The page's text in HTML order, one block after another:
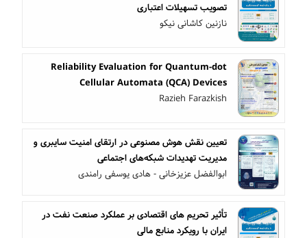
تصویب تسهیلات اعتباری
نازنین کاشانی نیکو
Reliability Evaluation for Quantum-dot
Cellular Automata (QCA) Devices
Razieh Farazkish
تعیین نقش هوش مصنوعی در ارتقای امنیت سایبری و
مدیریت تهدیدات شبکه‌های اجتماعی
ابوالفضل عزیزخانی - هادی یوسفی رامندی
تأثیر تحریم های اقتصادی بر عملکرد صنعت نفت در
ایران با رویکرد منابع مالی